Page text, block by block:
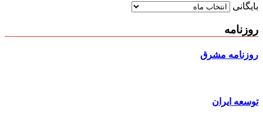
بایگانی
روزنامه
روزنامه مشرق
توسعه ایران